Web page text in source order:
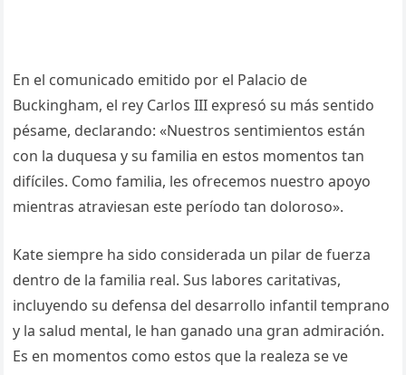
En el comunicado emitido por el Palacio de
Buckingham, el rey Carlos III expresó su más sentido
pésame, declarando: «Nuestros sentimientos están
con la duquesa y su familia en estos momentos tan
difíciles. Como familia, les ofrecemos nuestro apoyo
mientras atraviesan este período tan doloroso».
Kate siempre ha sido considerada un pilar de fuerza
dentro de la familia real. Sus labores caritativas,
incluyendo su defensa del desarrollo infantil temprano
y la salud mental, le han ganado una gran admiración.
Es en momentos como estos que la realeza se ve